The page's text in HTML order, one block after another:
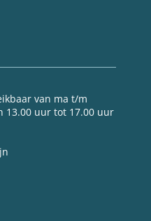
van ma t/m
13.00 uur tot 17.00 uur